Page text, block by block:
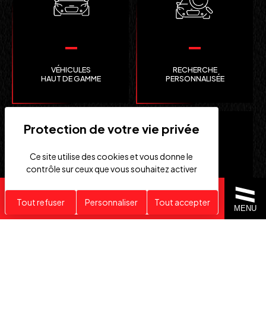
Recherche personnalisée
MENU
VÉHICULES
HAUT DE GAMME
RECHERCHE
PERSONNALISÉE
CLEFS
EN MAIN
IMPORTATION EUROPE
SUISSE ET ÉTATS-UNIS
Ce site utilise des cookies et vous donne le
contrôle sur ceux que vous souhaitez activer
Tout accepter
Tout refuser Personnaliser